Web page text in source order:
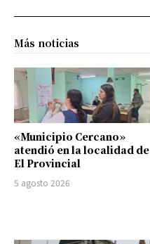
Más noticias
«Municipio Cercano»
atendió en la localidad de
El Provincial
5 agosto 2026